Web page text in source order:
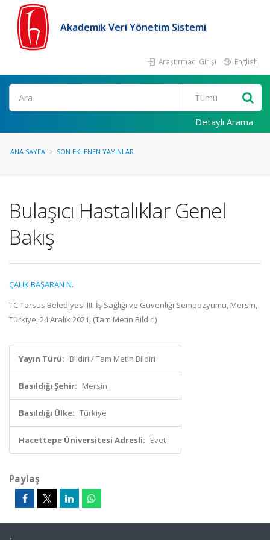
Akademik Veri Yönetim Sistemi
Araştırmacı Girişi English
Ara
Detaylı Arama
ANA SAYFA SON EKLENEN YAYINLAR
Bulaşıcı Hastalıklar Genel
Bakış
ÇALIK BAŞARAN N.
TC Tarsus Belediyesi III. İş Sağlığı ve Güvenliği Sempozyumu, Mersin,
Türkiye, 24 Aralık 2021, (Tam Metin Bildiri)
Yayın Türü: Bildiri / Tam Metin Bildiri
Basıldığı Şehir: Mersin
Basıldığı Ülke: Türkiye
Hacettepe Üniversitesi Adresli: Evet
Paylaş